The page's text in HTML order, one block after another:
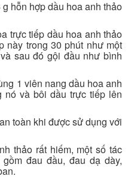
hỗn hợp dầu hoa anh thảo
trực tiếp dầu hoa anh thảo
này trong 30 phút như một
sau đó gội đầu như bình
1 viên nang dầu hoa anh
nó và bôi dầu trực tiếp lên
toàn khi được sử dụng với
thảo rất hiếm, một số tác
đau đầu, đau dạ dày,